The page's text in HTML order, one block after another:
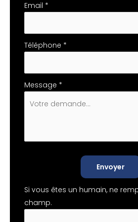
Email *
Téléphone *
Message *
Envoyer
Si vous êtes un humain, ne
champ.